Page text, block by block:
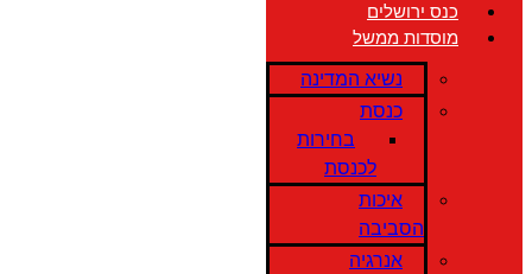
כנס ירושלים
מוסדות ממשל
נשיא המדינה
כנסת
בחירות
לכנסת
איכות
הסביבה
אנרגיה